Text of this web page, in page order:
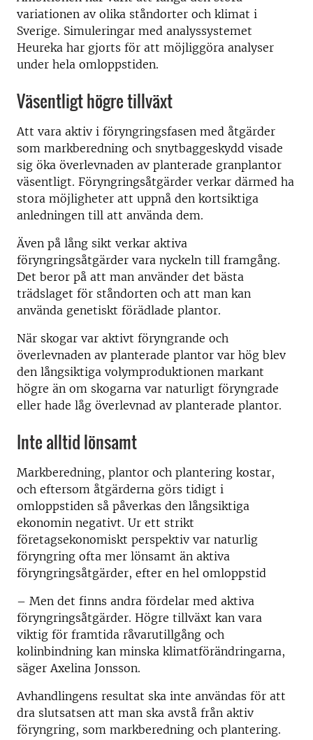
variationen av olika ståndorter och klimat i
Sverige. Simuleringar med analyssystemet
Heureka har gjorts för att möjliggöra analyser
under hela omloppstiden.
Väsentligt högre tillväxt
Att vara aktiv i föryngringsfasen med åtgärder
som markberedning och snytbaggeskydd visade
sig öka överlevnaden av planterade granplantor
väsentligt. Föryngringsåtgärder verkar därmed ha
stora möjligheter att uppnå den kortsiktiga
anledningen till att använda dem.
Även på lång sikt verkar aktiva
föryngringsåtgärder vara nyckeln till framgång.
Det beror på att man använder det bästa
trädslaget för ståndorten och att man kan
använda genetiskt förädlade plantor.
När skogar var aktivt föryngrande och
överlevnaden av planterade plantor var hög blev
den långsiktiga volymproduktionen markant
högre än om skogarna var naturligt föryngrade
eller hade låg överlevnad av planterade plantor.
Inte alltid lönsamt
Markberedning, plantor och plantering kostar,
och eftersom åtgärderna görs tidigt i
omloppstiden så påverkas den långsiktiga
ekonomin negativt. Ur ett strikt
företagsekonomiskt perspektiv var naturlig
föryngring ofta mer lönsamt än aktiva
föryngringsåtgärder, efter en hel omloppstid
– Men det finns andra fördelar med aktiva
föryngringsåtgärder. Högre tillväxt kan vara
viktig för framtida råvarutillgång och
kolinbindning kan minska klimatförändringarna,
säger Axelina Jonsson.
Avhandlingens resultat ska inte användas för att
dra slutsatsen att man ska avstå från aktiv
föryngring, som markberedning och plantering.